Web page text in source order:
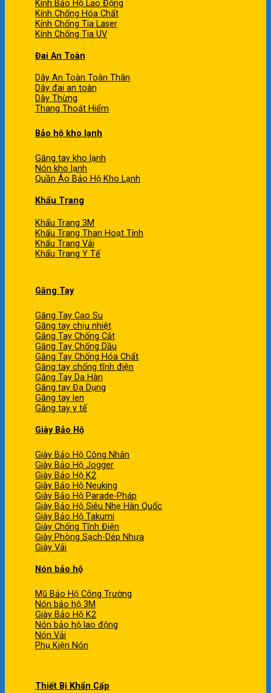
Kính Bảo Hộ Lao Động
Kính Chống Hóa Chất
Kính Chống Tia Laser
Kính Chống Tia UV
Đai An Toàn
Dây An Toàn Toàn Thân
Dây đai an toàn
Dây Thừng
Thang Thoát Hiểm
Bảo hộ kho lạnh
Găng tay kho lạnh
Nón kho lạnh
Quần Áo Bảo Hộ Kho Lạnh
Khẩu Trang
Khẩu Trang 3M
Khẩu Trang Than Hoạt Tính
Khẩu Trang Vải
Khẩu Trang Y Tế
Găng Tay
Găng Tay Cao Su
Găng tay chịu nhiệt
Găng Tay Chống Cắt
Găng Tay Chống Dầu
Găng Tay Chống Hóa Chất
Găng tay chống tĩnh điện
Găng Tay Da Hàn
Găng tay Đa Dụng
Găng tay len
Găng tay y tế
Giày Bảo Hộ
Giày Bảo Hộ Công Nhân
Giày Bảo Hộ Jogger
Giày Bảo Hộ K2
Giày Bảo Hộ Neuking
Giày Bảo Hộ Parade-Pháp
Giày Bảo Hộ Siêu Nhẹ Hàn Quốc
Giày Bảo Hộ Takumi
Giày Chống Tĩnh Điện
Giày Phòng Sạch-Dép Nhựa
Giày Vải
Nón bảo hộ
Mũ Bảo Hộ Công Trường
Nón bảo hộ 3M
Giày Bảo Hộ K2
Nón bảo hộ lao động
Nón Vải
Phụ Kiện Nón
Thiết Bị Khẩn Cấp